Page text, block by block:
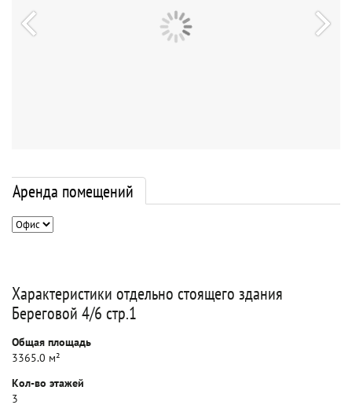
Аренда помещений
Характеристики отдельно стоящего здания
Береговой 4/6 стр.1
Общая площадь
3365.0 м²
Кол-во этажей
3